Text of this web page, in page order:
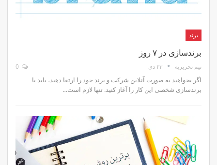
برند
برندسازی در ۷ روز
تیم تحریریه ۲۳ دی
اگر بخواهید به صورت آنلاین شرکت و برند خود را ارتقا دهید، باید با
برندسازی شخصی این کار را آغاز کنید. تنها لازم است…